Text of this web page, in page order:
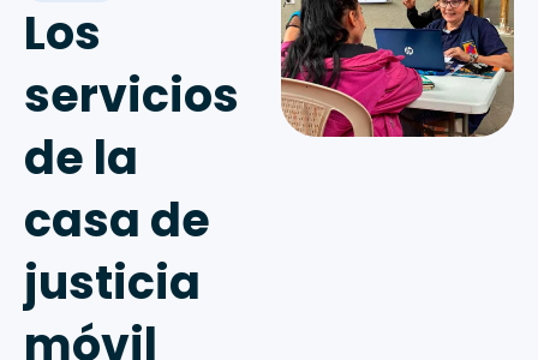
Los
servicios
de la
casa de
justicia
móvil